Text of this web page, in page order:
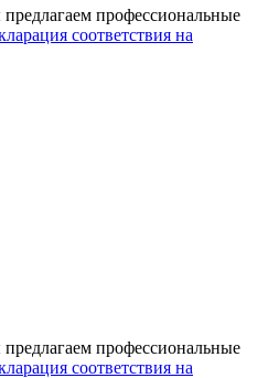
профессиональные
соответствия на
профессиональные
соответствия на